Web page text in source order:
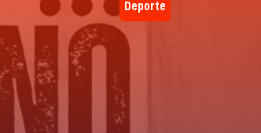
Deporte